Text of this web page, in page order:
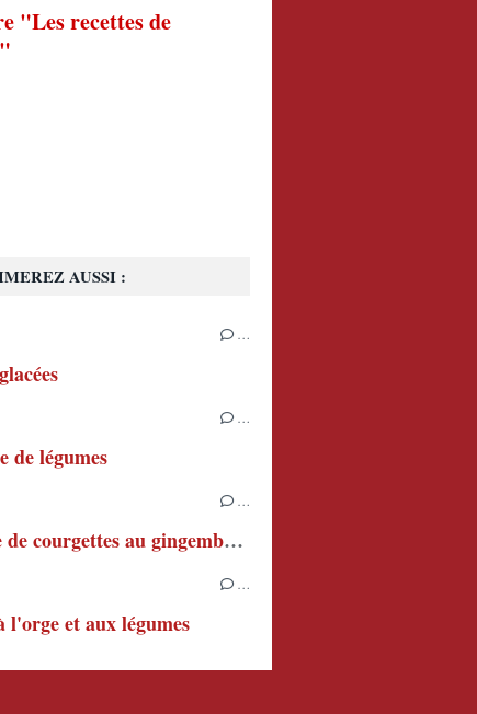
AUSSI :
…
…
de légumes
…
Confiture de courgettes au gingembre et au citron
…
l'orge et aux légumes
"Les recettes de